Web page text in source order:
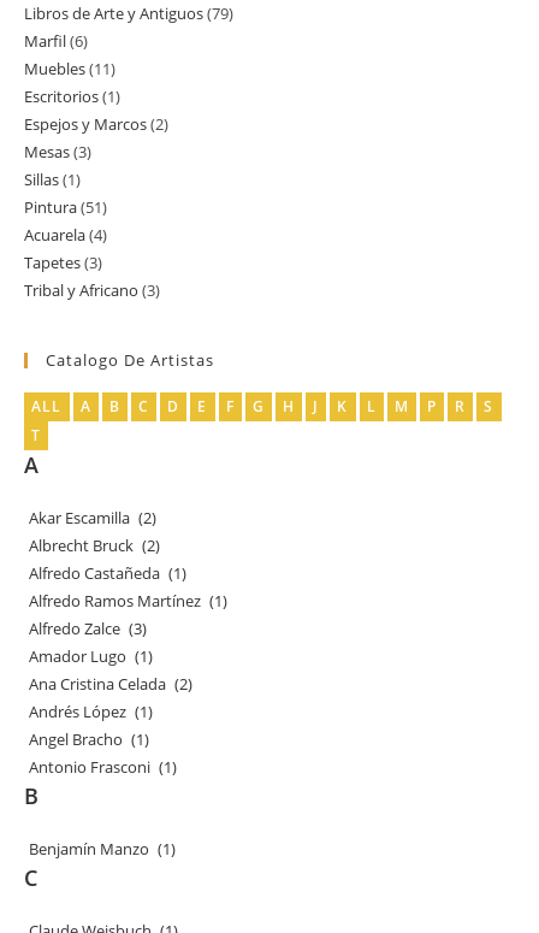
productos
Libros de Arte y Antiguos 7979
Marfil 66
productos
Muebles 1111
productos
Escritorios 11
producto
Espejos y Marcos 22
Mesas 33
Sillas 11
producto
Pintura 5151
productos
Acuarela 44
productos
Tapetes 33
productos
Tribal y Africano 33
Catalogo De Artistas
ALL A B C D E F G H J K L M P R
S
T
A
Akar Escamilla (2)
Albrecht Bruck (2)
Alfredo Castañeda (1)
Alfredo Ramos Martínez (1)
Alfredo Zalce (3)
Amador Lugo (1)
Ana Cristina Celada (2)
Andrés López (1)
Angel Bracho (1)
Antonio Frasconi (1)
B
Benjamín Manzo (1)
C